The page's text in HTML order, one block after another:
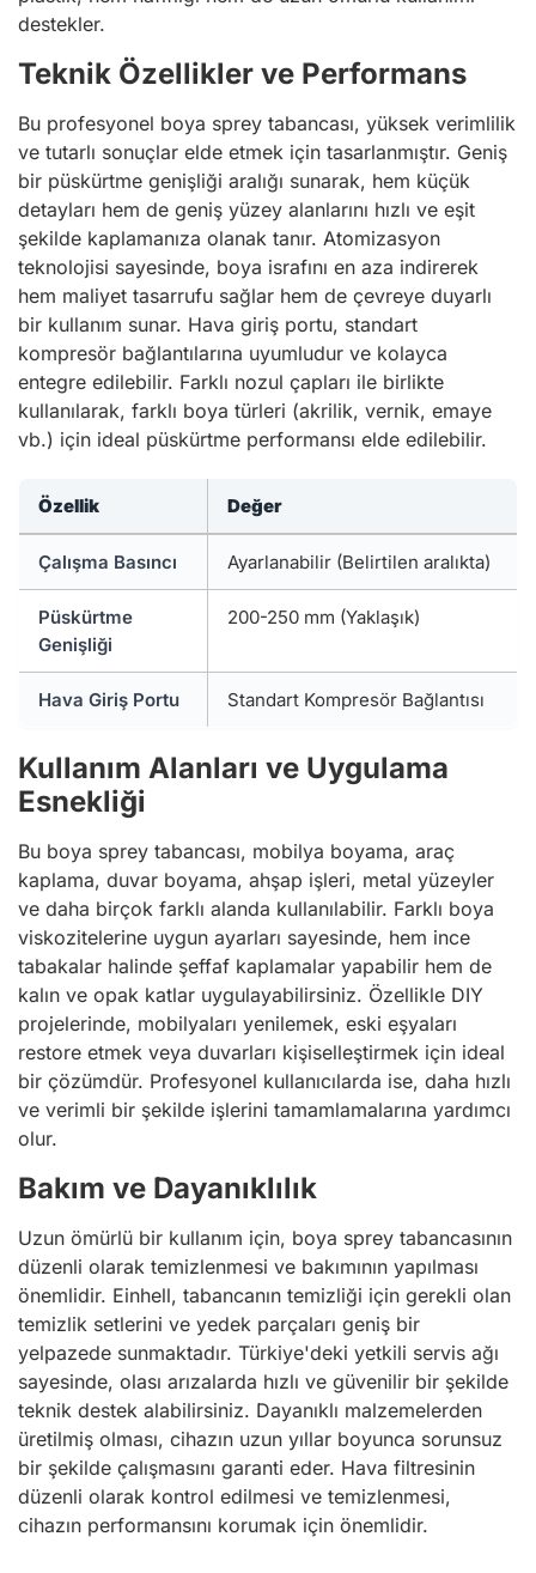
destekler.
Teknik Özellikler ve Performans
Bu profesyonel boya sprey tabancası, yüksek verimlilik
ve tutarlı sonuçlar elde etmek için tasarlanmıştır. Geniş
bir püskürtme genişliği aralığı sunarak, hem küçük
detayları hem de geniş yüzey alanlarını hızlı ve eşit
şekilde kaplamanıza olanak tanır. Atomizasyon
teknolojisi sayesinde, boya israfını en aza indirerek
hem maliyet tasarrufu sağlar hem de çevreye duyarlı
bir kullanım sunar. Hava giriş portu, standart
kompresör bağlantılarına uyumludur ve kolayca
entegre edilebilir. Farklı nozul çapları ile birlikte
kullanılarak, farklı boya türleri (akrilik, vernik, emaye
vb.) için ideal püskürtme performansı elde edilebilir.
Özellik Değer
Çalışma Basıncı Ayarlanabilir (Belirtilen aralıkta)
Püskürtme
Genişliği
200-250 mm (Yaklaşık)
Hava Giriş Portu Standart Kompresör Bağlantısı
Kullanım Alanları ve Uygulama
Esnekliği
Bu boya sprey tabancası, mobilya boyama, araç
kaplama, duvar boyama, ahşap işleri, metal yüzeyler
ve daha birçok farklı alanda kullanılabilir. Farklı boya
viskozitelerine uygun ayarları sayesinde, hem ince
tabakalar halinde şeffaf kaplamalar yapabilir hem de
kalın ve opak katlar uygulayabilirsiniz. Özellikle DIY
projelerinde, mobilyaları yenilemek, eski eşyaları
restore etmek veya duvarları kişiselleştirmek için ideal
bir çözümdür. Profesyonel kullanıcılarda ise, daha hızlı
ve verimli bir şekilde işlerini tamamlamalarına yardımcı
olur.
Bakım ve Dayanıklılık
Uzun ömürlü bir kullanım için, boya sprey tabancasının
düzenli olarak temizlenmesi ve bakımının yapılması
önemlidir. Einhell, tabancanın temizliği için gerekli olan
temizlik setlerini ve yedek parçaları geniş bir
yelpazede sunmaktadır. Türkiye'deki yetkili servis ağı
sayesinde, olası arızalarda hızlı ve güvenilir bir şekilde
teknik destek alabilirsiniz. Dayanıklı malzemelerden
üretilmiş olması, cihazın uzun yıllar boyunca sorunsuz
bir şekilde çalışmasını garanti eder. Hava filtresinin
düzenli olarak kontrol edilmesi ve temizlenmesi,
cihazın performansını korumak için önemlidir.